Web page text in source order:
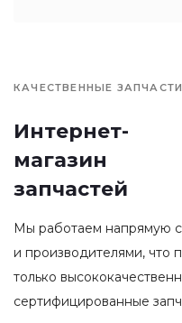
КАЧЕСТВЕННЫЕ ЗАПЧАСТИ
Интернет-
магазин
запчастей
Мы работаем напрямую
и производителями, что
только
сертифицированные